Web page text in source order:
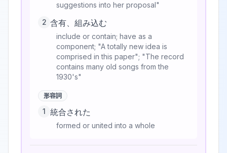
suggestions into her proposal"
2 含有、組み込む
include or contain; have as a
component; "A totally new idea is
comprised in this paper"; "The record
contains many old songs from the
1930's"
形容詞
1 統合された
formed or united into a whole